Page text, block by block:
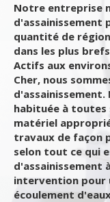
Notre entreprise
d'assainissement
quantité de
dans les plus
Actifs aux
Cher, nous
habituée à toutes
matériel
travaux de façon
selon tout ce qui
d'assainissement
intervention pour
écoulement